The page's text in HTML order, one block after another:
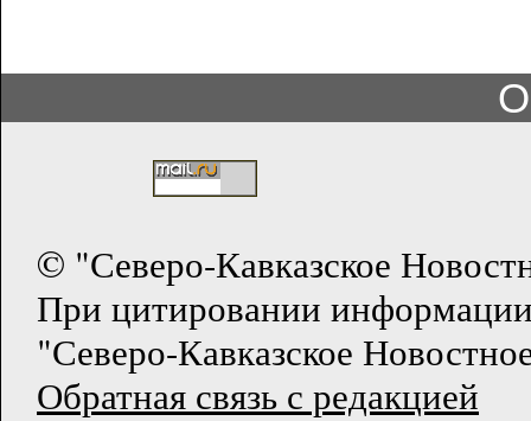
О
© "Северо-Кавказское
При цитировании
"Северо-Кавказское
Обратная связь с редакцией